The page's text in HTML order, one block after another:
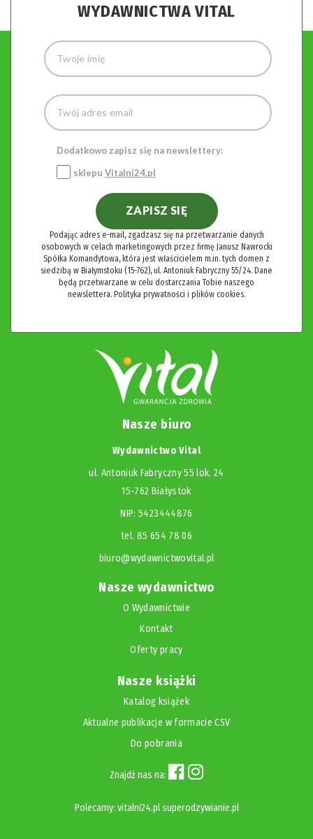
WYDAWNICTWA VITAL
Dodatkowo zapisz się na newslettery:
sklepu Vitalni24.pl
ZAPISZ SIĘ
Podając adres e-mail, zgadzasz się na przetwarzanie danych
osobowych w celach marketingowych przez firmę Janusz Nawrocki
Spółka Komandytowa, która jest właścicielem m.in. tych domen z
siedzibą w Białymstoku (15-762), ul. Antoniuk Fabryczny 55/24. Dane
będą przetwarzane w celu dostarczania Tobie naszego
newslettera. Polityka prywatności i plików cookies.
Nasze biuro
Wydawnictwo Vital
ul. Antoniuk Fabryczny 55 lok. 24
15-762 Białystok
NIP: 5423444876
tel. 85 654 78 06
biuro@wydawnictwovital.pl
Nasze wydawnictwo
O Wydawnictwie
Kontakt
Oferty pracy
Nasze książki
Katalog książek
Aktualne publikacje w formacie CSV
Do pobrania
Znajdź nas na:
Polecamy: vitalni24.pl superodzywianie.pl